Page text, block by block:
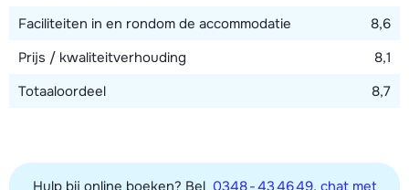
Faciliteiten in en rondom de accommodatie
8,6
Prijs / kwaliteitverhouding
8,1
Totaaloordeel
8,7
Hulp bij online boeken? Bel 0348 - 43 46 49, chat met